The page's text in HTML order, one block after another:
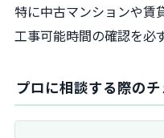
特に中古マンションや賃
工事可能時間の確認を必
プロに相談する際の